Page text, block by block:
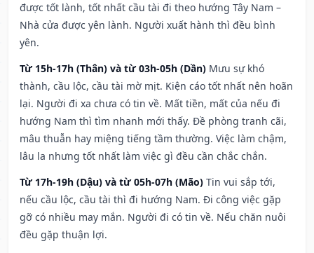
được tốt lành, tốt nhất cầu tài đi theo hướng Tây Nam –
Nhà cửa được yên lành. Người xuất hành thì đều bình
yên.
Từ 15h-17h (Thân) và từ 03h-05h (Dần) Mưu sự khó
thành, cầu lộc, cầu tài mờ mịt. Kiện cáo tốt nhất nên hoãn
lại. Người đi xa chưa có tin về. Mất tiền, mất của nếu đi
hướng Nam thì tìm nhanh mới thấy. Đề phòng tranh cãi,
mâu thuẫn hay miệng tiếng tầm thường. Việc làm chậm,
lâu la nhưng tốt nhất làm việc gì đều cần chắc chắn.
Từ 17h-19h (Dậu) và từ 05h-07h (Mão) Tin vui sắp tới,
nếu cầu lộc, cầu tài thì đi hướng Nam. Đi công việc gặp
gỡ có nhiều may mắn. Người đi có tin về. Nếu chăn nuôi
đều gặp thuận lợi.